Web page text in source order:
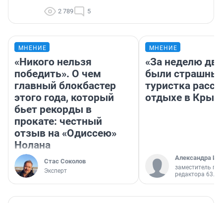
2 789 5
МНЕНИЕ
«Никого нельзя
победить». О чем
главный блокбастер
этого года, который
бьет рекорды в
прокате: честный
отзыв на «Одиссею»
Нолана
Стас Соколов
Эксперт
МНЕНИЕ
«За неделю
были
туристка
отдыхе в
Александра
заместитель
редактора 63.RU